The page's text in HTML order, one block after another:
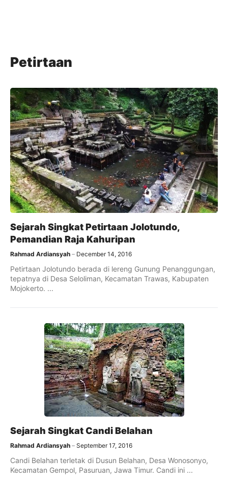
Petirtaan
Sejarah Singkat Petirtaan Jolotundo,
Pemandian Raja Kahuripan
Rahmad Ardiansyah December 14, 2016
Petirtaan Jolotundo berada di lereng Gunung Penanggungan,
tepatnya di Desa Seloliman, Kecamatan Trawas, Kabupaten
Mojokerto. ...
Sejarah Singkat Candi Belahan
Rahmad Ardiansyah September 17, 2016
Candi Belahan terletak di Dusun Belahan, Desa Wonosonyo,
Kecamatan Gempol, Pasuruan, Jawa Timur. Candi ini ...